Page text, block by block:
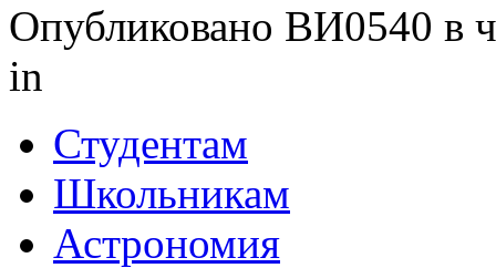
Опубликовано ВИ0540 в
in
Студентам
Школьникам
Астрономия